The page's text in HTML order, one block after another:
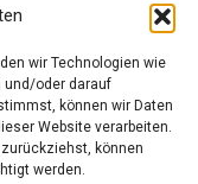
wir Technologien wie
und/oder darauf
können wir Daten
Website verarbeiten.
können
werden.